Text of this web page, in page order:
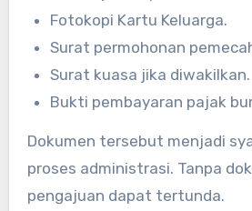
Fotokopi Kartu Keluarga.
Surat permohonan
Surat kuasa jika diwakilkan.
Bukti pembayaran pajak
Dokumen tersebut menjadi
proses administrasi. Tanpa
pengajuan dapat tertunda.